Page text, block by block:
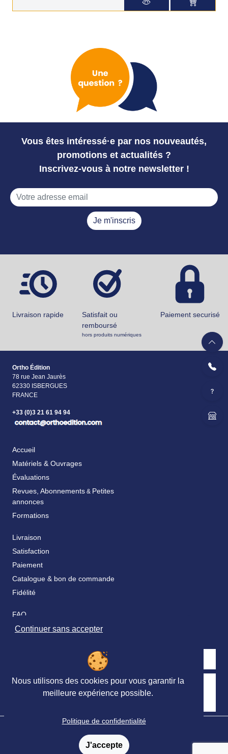
Vous êtes intéressé·e par nos nouveautés,
promotions et actualités ?
Inscrivez-vous à notre newsletter !
Je m'inscris
Livraison rapide
Satisfait ou
remboursé
hors produits numériques
Paiement securisé
Ortho Édition
78 rue Jean Jaurès
62330 ISBERGUES
FRANCE
+33 (0)3 21 61 94 94
Accueil
Matériels & Ouvrages
Évaluations
Revues, Abonnements & Petites
annonces
Formations
Livraison
Satisfaction
Paiement
Catalogue & bon de commande
Fidélité
FAQ
Nos partenaires
Retrouvez nous sur les réseaux sociaux
Conditions générales de vente
Continuer sans accepter
Nous utilisons des cookies pour vous garantir la
meilleure expérience possible.
Politique de confidentialité
J'accepte